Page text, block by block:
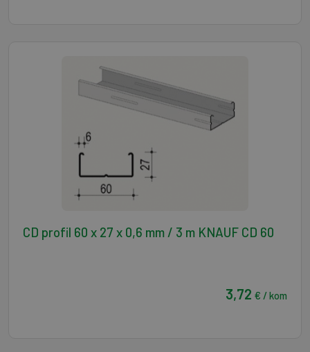
CD profil 60 x 27 x 0,6 mm / 3 m KNAUF CD 60
3,72 € / kom